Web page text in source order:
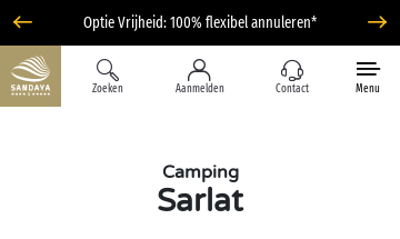
Optie Vrijheid: 100% flexibel annuleren*
Zoeken Aanmelden Contact Menu
Camping
Sarlat